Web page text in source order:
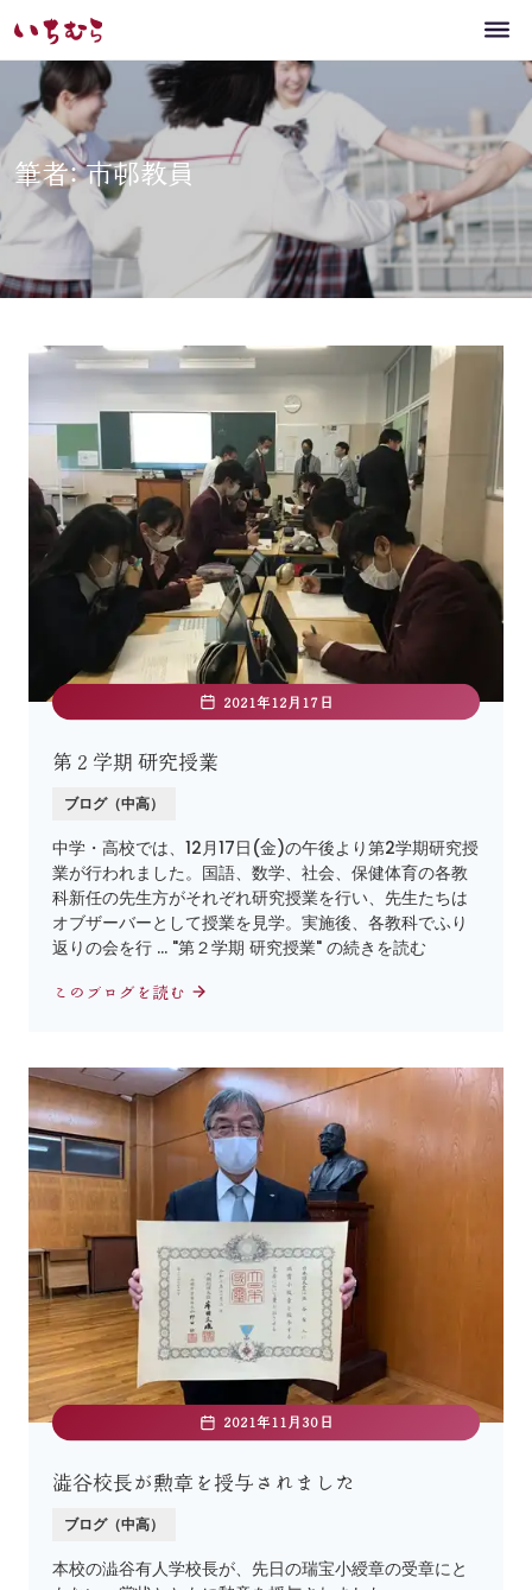
筆者: 市邨教員
2021年12月17日
第２学期 研究授業
ブログ（中高）
中学・高校では、12月17日(金)の午後より第2学期研究授
業が行われました。国語、数学、社会、保健体育の各教
科新任の先生方がそれぞれ研究授業を行い、先生たちは
オブザーバーとして授業を見学。実施後、各教科でふり
返りの会を行 … "第２学期 研究授業" の続きを読む
このブログを読む
2021年11月30日
澁谷校長が勲章を授与されました
ブログ（中高）
本校の澁谷有人学校長が、先日の瑞宝小綬章の受章にと